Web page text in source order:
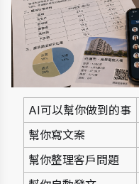
AI可以幫你做到的事
幫你寫文案
幫你整理客戶問題